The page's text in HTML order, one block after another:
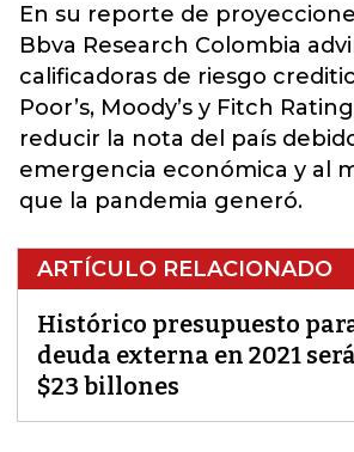
En su reporte de
Bbva Research Colombia
calificadoras de riesgo
Poor’s, Moody’s y Fitch
reducir la nota del país
emergencia económica y al
que la pandemia generó.
ARTÍCULO RELACIONADO
Histórico presupuesto
deuda externa en 2021
$23 billones